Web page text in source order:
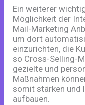
Ein weiterer
Möglichkeit der
Mail-Marketing
um dort
einzurichten, die
so Cross-Selling-
gezielte und
Maßnahmen
somit stärken und
aufbauen.